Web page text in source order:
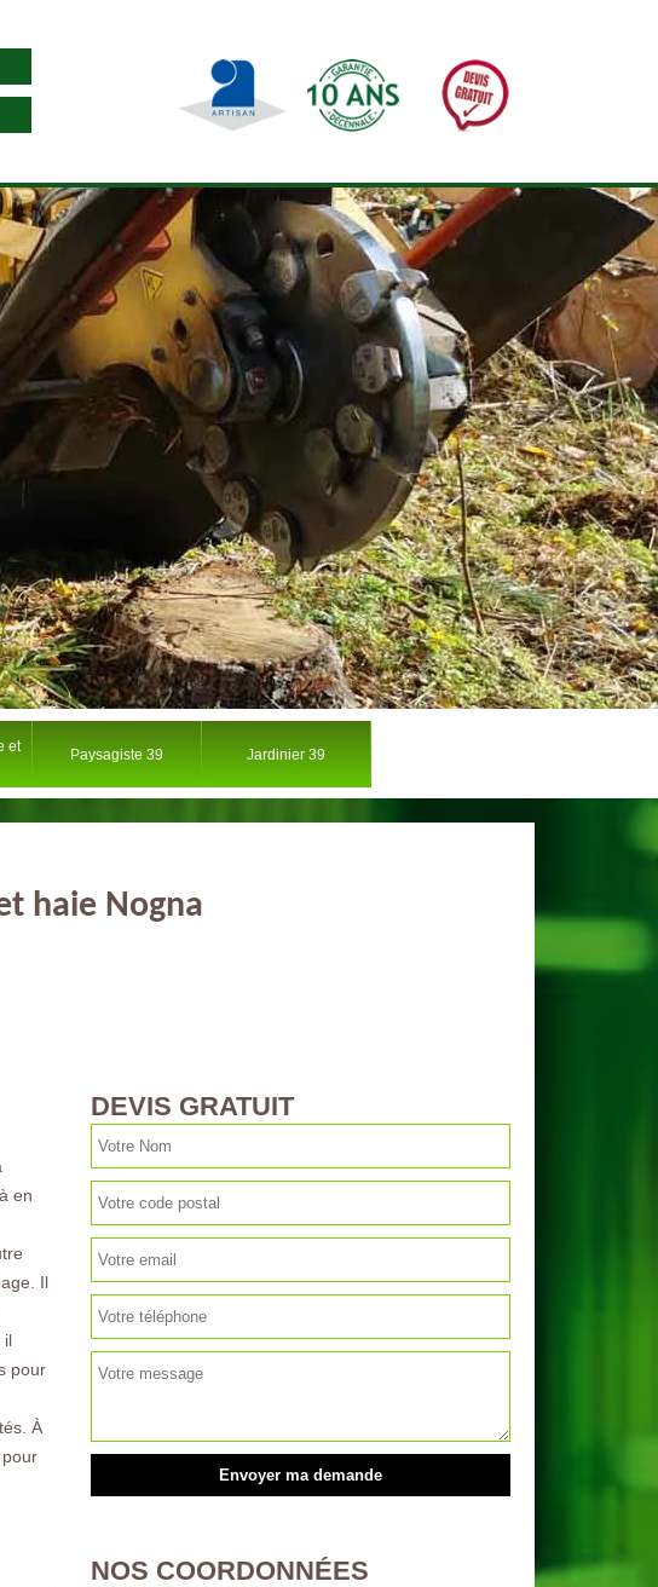
et
Paysagiste 39 Jardinier 39
haie Nogna
en
Il
il
pour
À
DEVIS GRATUIT
NOS COORDONNÉES